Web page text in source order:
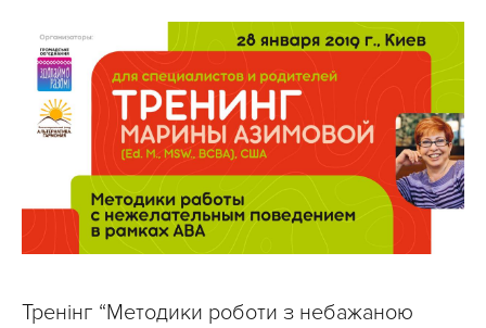
Тренінг “Методики роботи з небажаною